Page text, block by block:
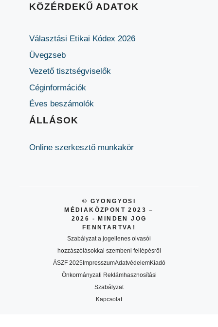
KÖZÉRDEKŰ ADATOK
Választási Etikai Kódex 2026
Üvegzseb
Vezető tisztségviselők
Céginformációk
Éves beszámolók
ÁLLÁSOK
Online szerkesztő munkakör
© GYÖNGYÖSI
MÉDIAKÖZPONT 2023 –
2026 - MINDEN JOG
FENNTARTVA!
Szabályzat a jogellenes olvasói
hozzászólásokkal szembeni fellépésről
ÁSZF 2025ImpresszumAdatvédelemKiadó
Önkormányzati Reklámhasznosítási
Szabályzat
Kapcsolat